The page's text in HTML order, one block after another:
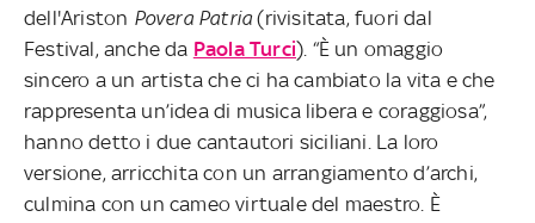
dell'Ariston Povera Patria(rivisitata, fuori dal
Festival, anche da Paola Turci). “È un omaggio
sincero a un artista che ci ha cambiato la vita e che
rappresenta un’idea di musica libera e coraggiosa”,
hanno detto i due cantautori siciliani. La loro
versione, arricchita con un arrangiamento d’archi,
culmina con un cameo virtuale del maestro. È